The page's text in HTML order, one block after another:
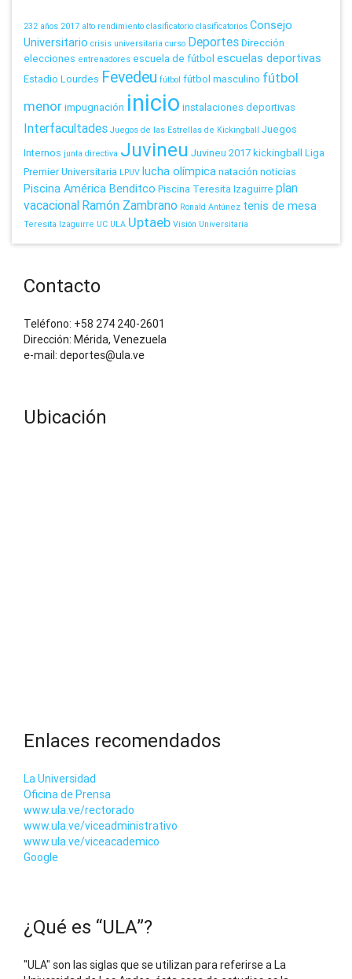
232 años 2017 alto rendimiento clasificatorio clasificatorios Consejo
Universitario crisis universitaria curso DeportesDirección
elecciones entrenadores escuela de fútbol escuelas deportivas
Estadio Lourdes Fevedeu fútbol fútbol masculino fútbol
menorimpugnación inicio instalaciones deportivas
Interfacultades Juegos de las Estrellas de Kickingball Juegos
Internos junta directiva Juvineu Juvineu 2017kickingball Liga
Premier Universitaria LPUV lucha olímpicanatación noticias
Piscina América Benditco Piscina Teresita Izaguirre plan
vacacional Ramón Zambrano Ronald Antúnez tenis de mesa
Teresita Izaguirre UC ULA Uptaeb Visión Universitaria
Contacto
Teléfono: +58 274 240-2601
Dirección: Mérida, Venezuela
e-mail: deportes@ula.ve
Ubicación
Enlaces recomendados
La Universidad
Oficina de Prensa
www.ula.ve/rectorado
www.ula.ve/viceadministrativo
www.ula.ve/viceacademico
Google
¿Qué es “ULA”?
"ULA" son las siglas que se utilizan para referirse a La